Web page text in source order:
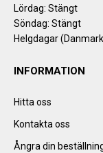
Lördag: Stängt
Söndag: Stängt
Helgdagar
INFORMATION
Hitta oss
Kontakta oss
Ångra din